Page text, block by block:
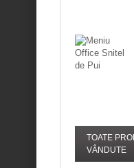
TOATE
VÂNDUTE